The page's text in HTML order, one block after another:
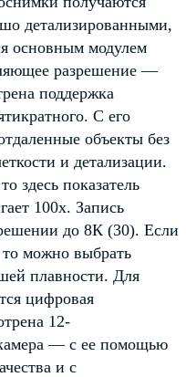
детализированными,
основным модулем
разрешение —
поддержка
С его
объекты без
и детализации.
здесь показатель
100х. Запись
до 8К (30). Если
можно выбрать
плавности. Для
цифровая
12-
— с ее помощью
и с